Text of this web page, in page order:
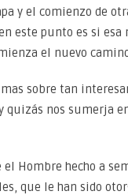
y el comienzo de
este punto es si
el nuevo
sobre tan
quizás nos sumerja
Hombre hecho a
que le han sido